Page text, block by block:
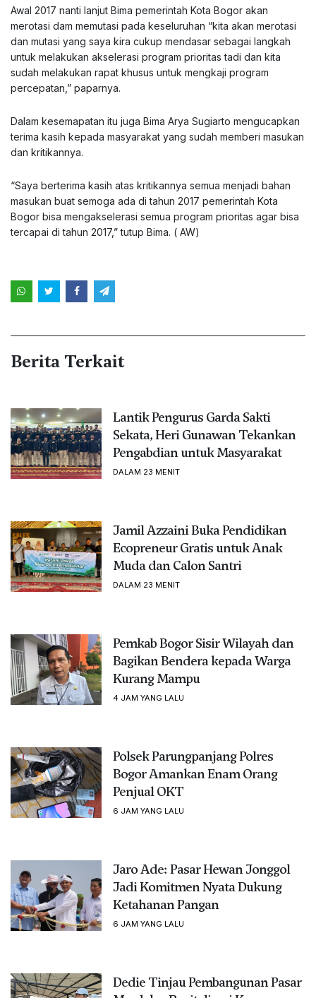
Awal 2017 nanti lanjut Bima pemerintah Kota Bogor akan
merotasi dam memutasi pada keseluruhan “kita akan merotasi
dan mutasi yang saya kira cukup mendasar sebagai langkah
untuk melakukan akselerasi program prioritas tadi dan kita
sudah melakukan rapat khusus untuk mengkaji program
percepatan,” paparnya.
Dalam kesemapatan itu juga Bima Arya Sugiarto mengucapkan
terima kasih kepada masyarakat yang sudah memberi masukan
dan kritikannya.
“Saya berterima kasih atas kritikannya semua menjadi bahan
masukan buat semoga ada di tahun 2017 pemerintah Kota
Bogor bisa mengakselerasi semua program prioritas agar bisa
tercapai di tahun 2017,” tutup Bima. ( AW)
Berita Terkait
Lantik Pengurus Garda Sakti
Sekata, Heri Gunawan Tekankan
Pengabdian untuk Masyarakat
DALAM 23 MENIT
Jamil Azzaini Buka Pendidikan
Ecopreneur Gratis untuk Anak
Muda dan Calon Santri
DALAM 23 MENIT
Pemkab Bogor Sisir Wilayah dan
Bagikan Bendera kepada Warga
Kurang Mampu
4 JAM YANG LALU
Polsek Parungpanjang Polres
Bogor Amankan Enam Orang
Penjual OKT
6 JAM YANG LALU
Jaro Ade: Pasar Hewan Jonggol
Jadi Komitmen Nyata Dukung
Ketahanan Pangan
6 JAM YANG LALU
Dedie Tinjau Pembangunan Pasar